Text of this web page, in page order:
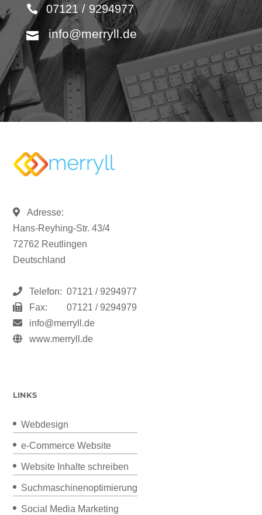
07121 / 9294977
info@merryll.de
Adresse:
Hans-Reyhing-Str. 43/4
72762 Reutlingen
Deutschland
Telefon: 07121 / 9294977
Fax:
07121 / 9294979
info@merryll.de
www.merryll.de
LINKS
Webdesign
e-Commerce Website
Website Inhalte schreiben
Suchmaschinenoptimierung
Social Media Marketing